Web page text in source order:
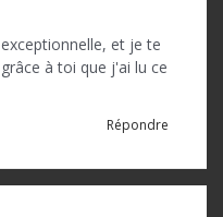
et je te
à toi que j'ai lu ce
Répondre